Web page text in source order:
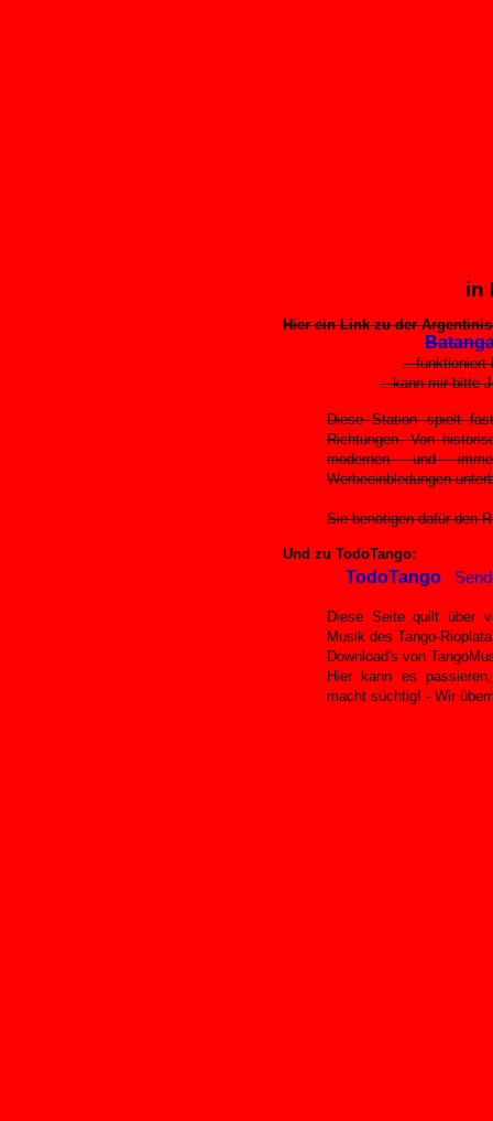
in
Hier ein Link zu der
...funktioniert
...kann mir bitte
Diese Station spielt
Richtungen. Von
modernen und
Werbeeinbledungen
Sie benötigen dafür den
Und zu TodoTango:
TodoTango
Diese Seite quilt über
Musik des Tango-
Download's von
Hier kann es
macht süchtig! - Wir